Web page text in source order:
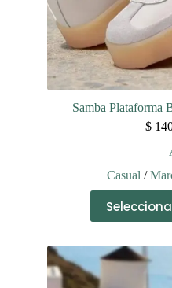
Samba Plataforma
$
Casual /